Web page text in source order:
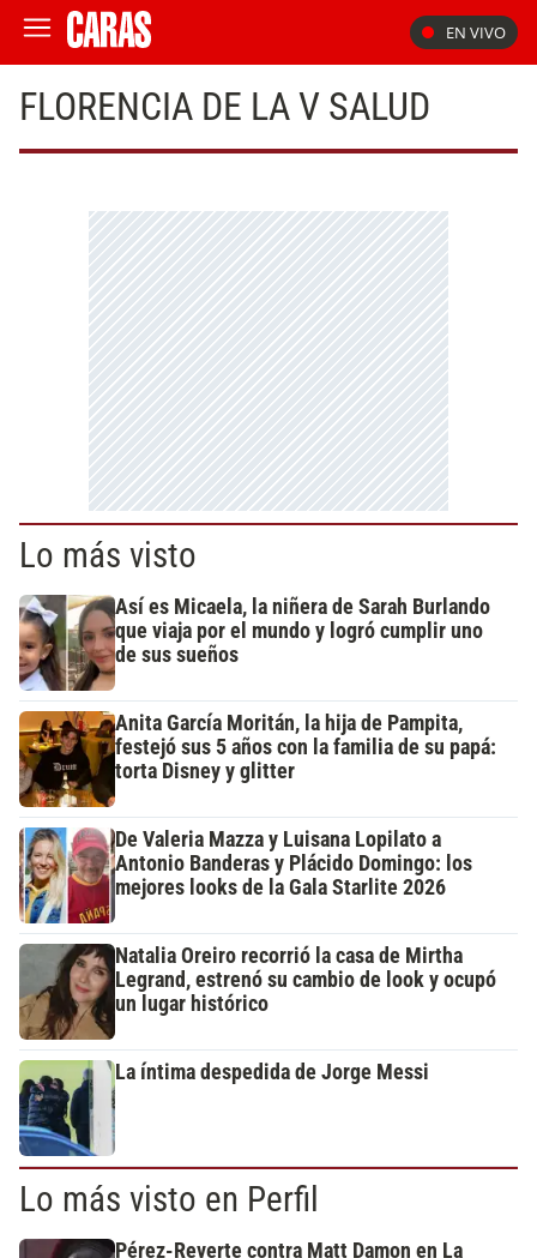
EN VIVO
FLORENCIA DE LA V SALUD
Lo más visto
Así es Micaela, la niñera de Sarah Burlando
que viaja por el mundo y logró cumplir uno
de sus sueños
Anita García Moritán, la hija de Pampita,
festejó sus 5 años con la familia de su papá:
torta Disney y glitter
De Valeria Mazza y Luisana Lopilato a
Antonio Banderas y Plácido Domingo: los
mejores looks de la Gala Starlite 2026
Natalia Oreiro recorrió la casa de Mirtha
Legrand, estrenó su cambio de look y ocupó
un lugar histórico
La íntima despedida de Jorge Messi
Lo más visto en Perfil
Pérez-Reverte contra Matt Damon en La